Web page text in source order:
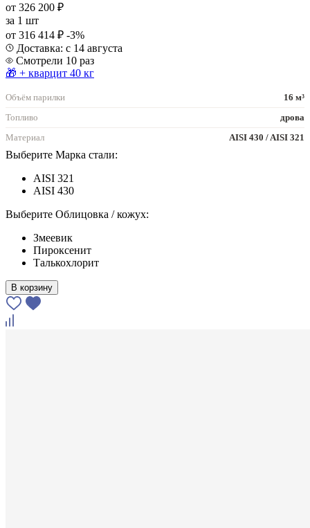
от 326 200 ₽
за 1 шт
от 316 414 ₽ -3%
Доставка: с 14 августа
Смотрели 10 раз
🎁 + кварцит 40 кг
Объём парилки
16 м³
Топливо
дрова
Материал
AISI 430 / AISI 321
Выберите Марка стали:
AISI 321
AISI 430
Выберите Облицовка / кожух:
Змеевик
Пироксенит
Талькохлорит
В корзину